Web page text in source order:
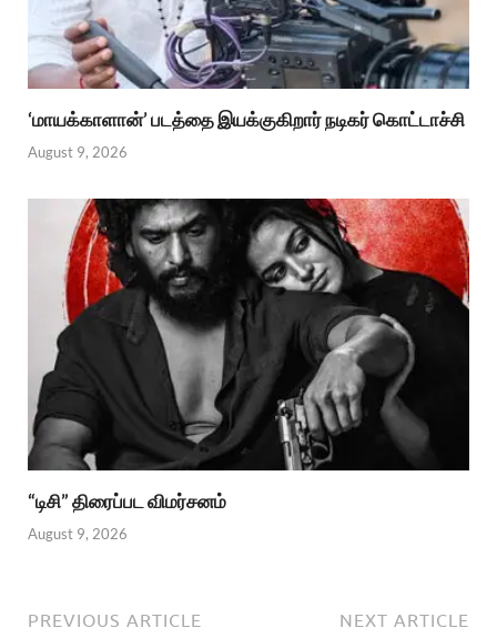
‘மாயக்காளான்’ படத்தை இயக்குகிறார் நடிகர் கொட்டாச்சி
August 9, 2026
“டிசி” திரைப்பட விமர்சனம்
August 9, 2026
PREVIOUS ARTICLE NEXT ARTICLE